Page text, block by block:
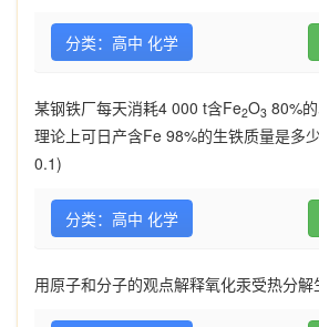
分类：高中 化学
某钢铁厂每天消耗4 000 t含Fe2O3 80%
理论上可日产含Fe 98%的生铁质量是多少
0.1)
分类：高中 化学
用原子和分子的观点解释氧化汞受热分解